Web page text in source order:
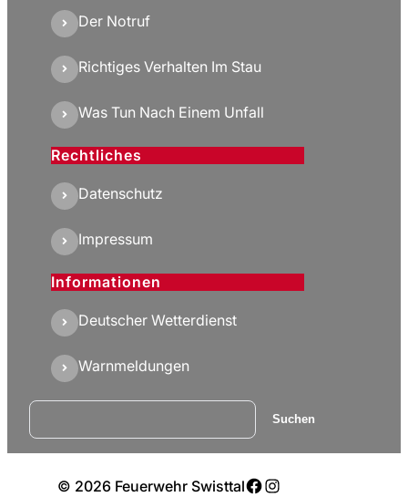
Der Notruf
Richtiges Verhalten Im Stau
Was Tun Nach Einem Unfall
Rechtliches
Datenschutz
Impressum
Informationen
Deutscher Wetterdienst
Warnmeldungen
Suchen Suchen
© 2026 Feuerwehr SwisttalFacebook
Instagram